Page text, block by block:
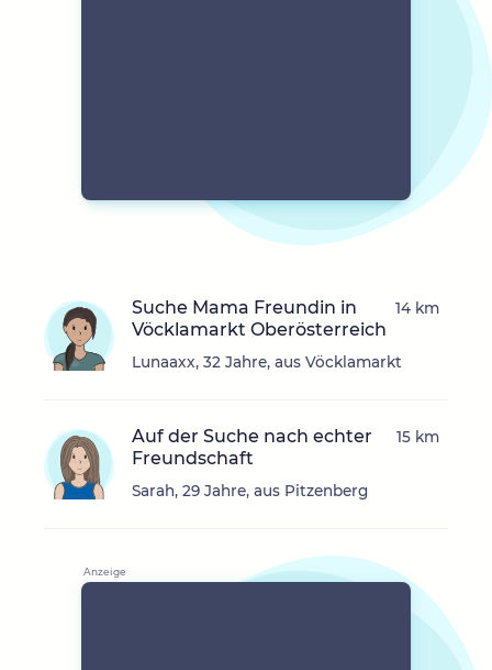
Suche Mama Freundin in
Vöcklamarkt Oberösterreich
Lunaaxx, 32 Jahre, aus Vöcklamarkt
14 km
Auf der Suche nach echter
Freundschaft
Sarah, 29 Jahre, aus Pitzenberg
15 km